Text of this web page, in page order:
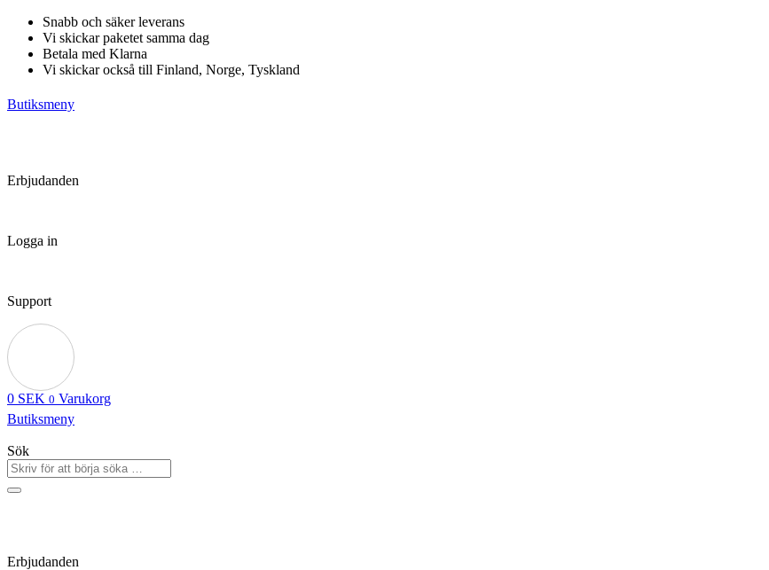
Hoppa
innehåll
Snabb och säker leverans
Vi skickar paketet samma dag
Betala med Klarna
Vi skickar också till Finland, Norge, Tyskland
Butiksmeny
Erbjudanden
Logga in
Support
0 SEK 0 Varukorg
Butiksmeny
Sök
Erbjudanden